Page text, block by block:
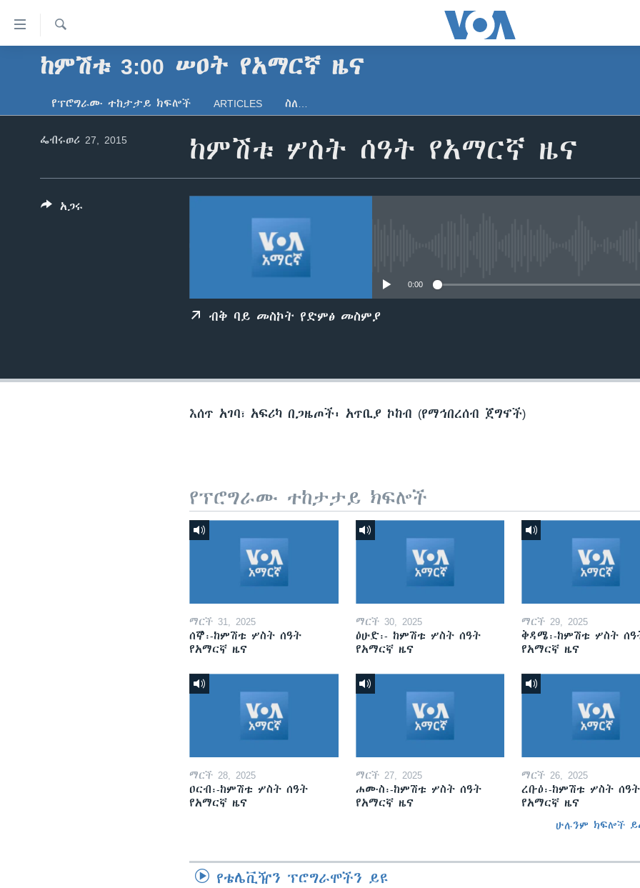
የመሥሪያ
ማገናኛዎች
አፍሪካ
ዓለምአቀፍ
ጋቢና ቪኦኤ
ከምሽቱ ሦስት ሰዓት የአማርኛ ዜና
ፈልግ
ከምሽቱ 3:00 ሠዐት የአማርኛ ዜና
የፕሮግራሙ ተከታታይ ክፍሎች ARTICLES ስለ…
ከምሽቱ ሦስት ሰዓት የአማርኛ ዜና
ፌብሩወሪ 27, 2015
0:00
ብቅ ባይ መስኮት የድምፅ መስምያ
አጋሩ
እሰጥ አገባ፣ አፍሪካ በጋዜጦች፡ አጥቢያ ኮከብ (የማኅበረሰብ ጀግኖች)
የፕሮግራሙ ተከታታይ ክፍሎች
ማርች 31, 2025
ሰኞ፡-ከምሽቱ ሦስት ሰዓት
የአማርኛ ዜና
ማርች 30, 2025
ዕሁድ፡- ከምሽቱ ሦስት ሰዓት
የአማርኛ ዜና
ማርች 29, 2025
ቅዳሜ፡-ከምሽቱ ሦስት
የአማርኛ ዜና
ማርች 28, 2025
ዐርብ፡-ከምሽቱ ሦስት ሰዓት
የአማርኛ ዜና
ማርች 27, 2025
ሐሙስ፡-ከምሽቱ ሦስት ሰዓት
የአማርኛ ዜና
ማርች 26, 2025
ረቡዕ፡-ከምሽቱ ሦስት ሰዓት
የአማርኛ ዜና
ሁሉንም ክፍሎች
የቴሌቪዥን ፕሮግራሞችን ይዩ